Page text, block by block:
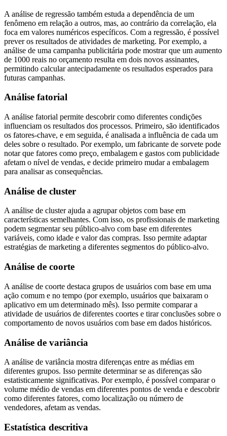
A análise de regressão também estuda a dependência de um
fenômeno em relação a outros, mas, ao contrário da correlação, ela
foca em valores numéricos específicos. Com a regressão, é possível
prever os resultados de atividades de marketing. Por exemplo, a
análise de uma campanha publicitária pode mostrar que um aumento
de 1000 reais no orçamento resulta em dois novos assinantes,
permitindo calcular antecipadamente os resultados esperados para
futuras campanhas.
Análise fatorial
A análise fatorial permite descobrir como diferentes condições
influenciam os resultados dos processos. Primeiro, são identificados
os fatores-chave, e em seguida, é analisada a influência de cada um
deles sobre o resultado. Por exemplo, um fabricante de sorvete pode
notar que fatores como preço, embalagem e gastos com publicidade
afetam o nível de vendas, e decide primeiro mudar a embalagem
para analisar as consequências.
Análise de cluster
A análise de cluster ajuda a agrupar objetos com base em
características semelhantes. Com isso, os profissionais de marketing
podem segmentar seu público-alvo com base em diferentes
variáveis, como idade e valor das compras. Isso permite adaptar
estratégias de marketing a diferentes segmentos do público-alvo.
Análise de coorte
A análise de coorte destaca grupos de usuários com base em uma
ação comum e no tempo (por exemplo, usuários que baixaram o
aplicativo em um determinado mês). Isso permite comparar a
atividade de usuários de diferentes coortes e tirar conclusões sobre o
comportamento de novos usuários com base em dados históricos.
Análise de variância
A análise de variância mostra diferenças entre as médias em
diferentes grupos. Isso permite determinar se as diferenças são
estatisticamente significativas. Por exemplo, é possível comparar o
volume médio de vendas em diferentes pontos de venda e descobrir
como diferentes fatores, como localização ou número de
vendedores, afetam as vendas.
Estatística descritiva